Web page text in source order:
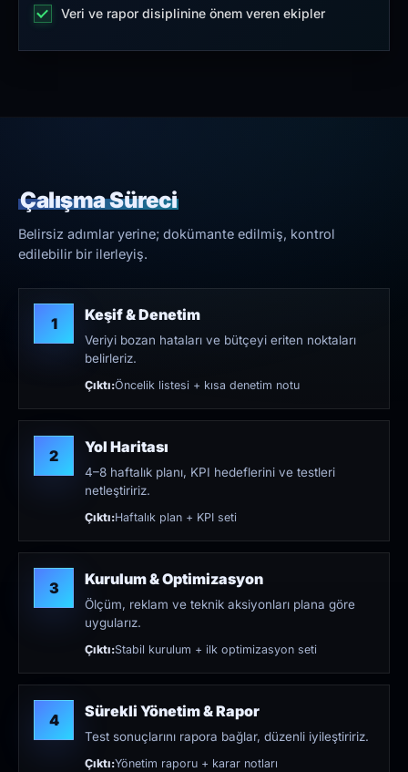
Veri ve rapor disiplinine önem veren ekipler
Çalışma Süreci
Belirsiz adımlar yerine; dokümante edilmiş, kontrol
edilebilir bir ilerleyiş.
1 Keşif & Denetim
Veriyi bozan hataları ve bütçeyi eriten noktaları
belirleriz.
Çıktı:Öncelik listesi + kısa denetim notu
2 Yol Haritası
4–8 haftalık planı, KPI hedeflerini ve testleri
netleştiririz.
Çıktı:Haftalık plan + KPI seti
3 Kurulum & Optimizasyon
Ölçüm, reklam ve teknik aksiyonları plana göre
uygularız.
Çıktı:Stabil kurulum + ilk optimizasyon seti
4 Sürekli Yönetim & Rapor
Test sonuçlarını rapora bağlar, düzenli iyileştiririz.
Çıktı:Yönetim raporu + karar notları